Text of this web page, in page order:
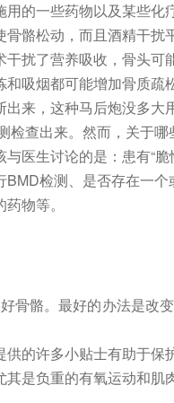
的一些药物以及某些化
骼松动，而且酒精干扰
扰了营养吸收，骨头可
和吸烟都可能增加骨质疏
来，这种马后炮没多大
检查出来。然而，关于
医生讨论的是：患有“
检测、是否存在一
物等。
骨骼。最好的办法是改
供的许多小贴士有助于保
其是负重的有氧运动和肌